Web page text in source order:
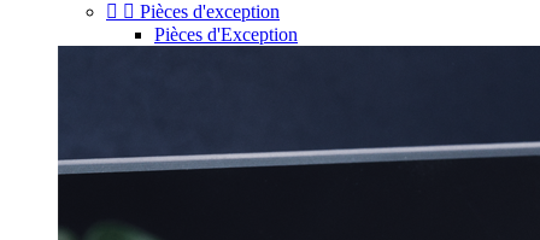
  Pièces d'exception
Pièces d'Exception